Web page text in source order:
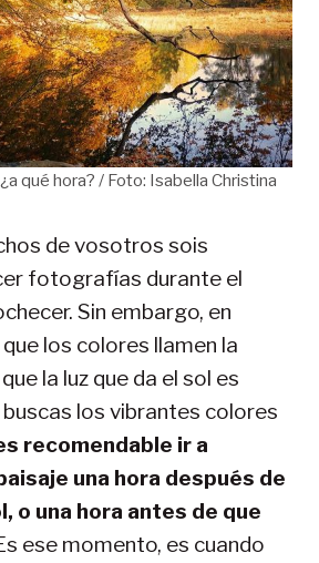
qué hora? / Foto: Isabella Christina
de vosotros sois
fotografías durante el
Sin embargo, en
los colores llamen la
la luz que da el sol es
los vibrantes colores
recomendable ir a
una hora después de
o una hora antes de que
ese momento, es cuando